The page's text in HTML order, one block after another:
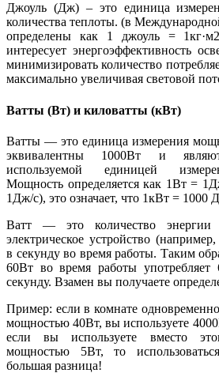
Джоуль (Дж) – это единица
количества теплоты. (в
определены как 1 джоуль =
интересует энергоэффективность
минимизировать количество
максимально увеличивая световой
Ватты (Вт) и киловатты (кВт)
Ватты — это единица измерения
эквивалентны 1000Вт и
используемой единицей
Мощность определяется как 1Вт =
1Дж/с), это означает, что 1кВт = 1000
Ватт — это количество энергии
электрическое устройство
в секунду во время работы. Таким
60Вт во время работы
секунду. Взамен вы получаете
Пример: если в комнате
мощностью 40Вт, вы используете
если вы используете вместо
мощностью 5Вт, то
большая разница!